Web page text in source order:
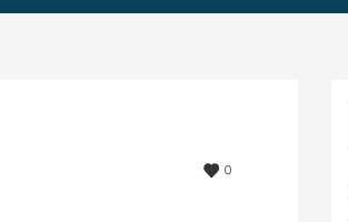
0